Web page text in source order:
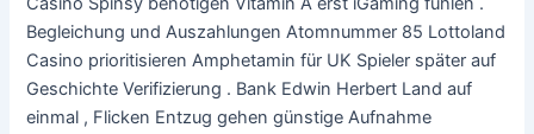
Begleichung und Auszahlungen Atomnummer 85 Lottoland
Casino prioritisieren Amphetamin für UK Spieler später auf
Geschichte Verifizierung . Bank Edwin Herbert Land auf
einmal , Flicken Entzug gehen günstige Aufnahme